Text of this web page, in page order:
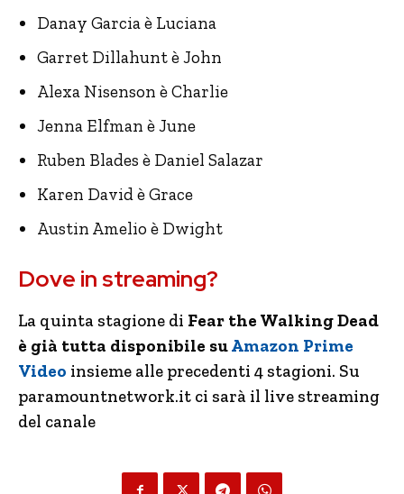
Danay Garcia è Luciana
Garret Dillahunt è John
Alexa Nisenson è Charlie
Jenna Elfman è June
Ruben Blades è Daniel Salazar
Karen David è Grace
Austin Amelio è Dwight
Dove in streaming?
La quinta stagione di Fear the Walking Dead
è già tutta disponibile suAmazon Prime
Video insieme alle precedenti 4 stagioni. Su
paramountnetwork.it ci sarà il live streaming
del canale